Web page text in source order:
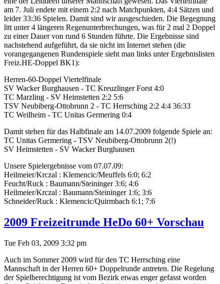
am 7. Juli endete mit einem 2:2 nach Matchpunkten, 4:4 Sätzen und
leider 33:36 Spielen. Damit sind wir ausgeschieden. Die Begegnung
litt unter 4 längeren Regenunterbrechungen, was für 2 mal 2 Doppel
zu einer Dauer von rund 6 Stunden führte. Die Ergebnisse sind
nachstehend aufgeführt, da sie nicht im Internet stehen (die
vorangegangenen Rundenspiele sieht man links unter Ergebnislisten
Freiz.HE-Doppel BK1):
Herren-60-Doppel Viertelfinale
SV Wacker Burghausen - TC Kreuzlinger Forst 4:0
TC Marzling - SV Heimstetten 2:2 5:6
TSV Neubiberg-Ottobrunn 2 - TC Herrsching 2:2 4:4 36:33
TC Weilheim - TC Unitas Germering 0:4
Damit stehen für das Halbfinale am 14.07.2009 folgende Spiele an:
TC Unitas Germering - TSV Neubiberg-Ottobrunn 2(!)
SV Heimstetten - SV Wacker Burghausen
Unsere Spielergebnisse vom 07.07.09:
Heilmeier/Krczal : Klemencic/Meuffels 6:0; 6:2
Feucht/Ruck : Baumann/Steininger 3:6; 4:6
Heilmeier/Krczal : Baumann/Steininger 1:6; 3:6
Schneider/Ruck : Klemencic/Quirmbach 6:1; 7:6
2009 Freizeitrunde HeDo 60+ Vorschau
Tue Feb 03, 2009 3:32 pm
Auch im Sommer 2009 wird für den TC Herrsching eine
Mannschaft in der Herren 60+ Doppelrunde antreten. Die Regelung
der Spielberechtigung ist vom Bezirk etwas enger gefasst worden